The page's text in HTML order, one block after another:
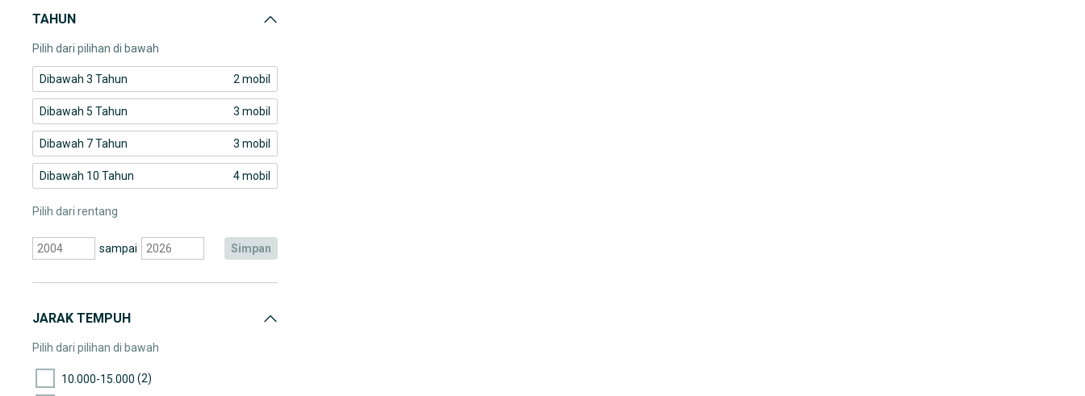
TAHUN
Pilih dari pilihan di bawah
Dibawah 3 Tahun 2 mobil
Dibawah 5 Tahun 3 mobil
Dibawah 7 Tahun 3 mobil
Dibawah 10 Tahun 4 mobil
Pilih dari rentang
sampai simpan
JARAK TEMPUH
Pilih dari pilihan di bawah
10.000-15.000 (2)